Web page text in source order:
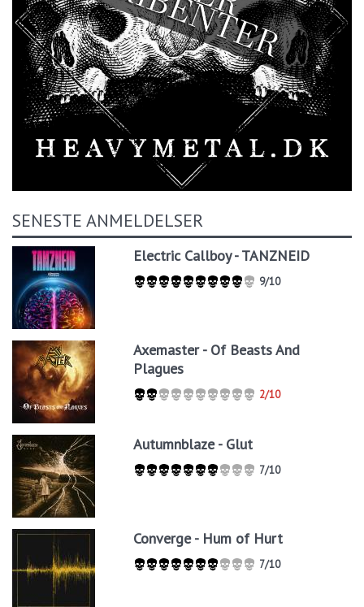
SENESTE ANMELDELSER
Electric Callboy - TANZNEID
9/10
Axemaster - Of Beasts And
Plagues
2/10
Autumnblaze - Glut
7/10
Converge - Hum of Hurt
7/10